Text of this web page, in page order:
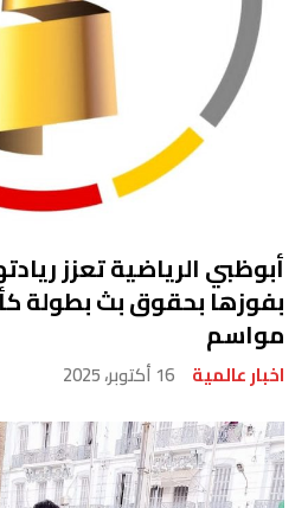
أبوظبي الرياضية تعزز
بفوزها بحقوق بث بطولة
مواسم
اخبار عالمية 16 أكتوبر، 2025